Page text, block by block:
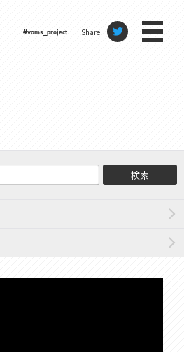
#voms_project Share
検索